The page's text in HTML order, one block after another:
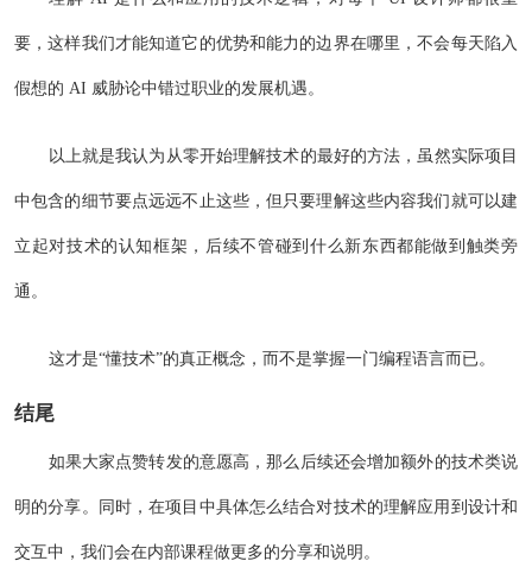
要，这样我们才能知道它的优势和能力的边界在哪里，不会每天陷入
假想的 AI 威胁论中错过职业的发展机遇。
以上就是我认为从零开始理解技术的最好的方法，虽然实际项目
中包含的细节要点远远不止这些，但只要理解这些内容我们就可以建
立起对技术的认知框架，后续不管碰到什么新东西都能做到触类旁
通。
这才是“懂技术”的真正概念，而不是掌握一门编程语言而已。
结尾
如果大家点赞转发的意愿高，那么后续还会增加额外的技术类说
明的分享。同时，在项目中具体怎么结合对技术的理解应用到设计和
交互中，我们会在内部课程做更多的分享和说明。